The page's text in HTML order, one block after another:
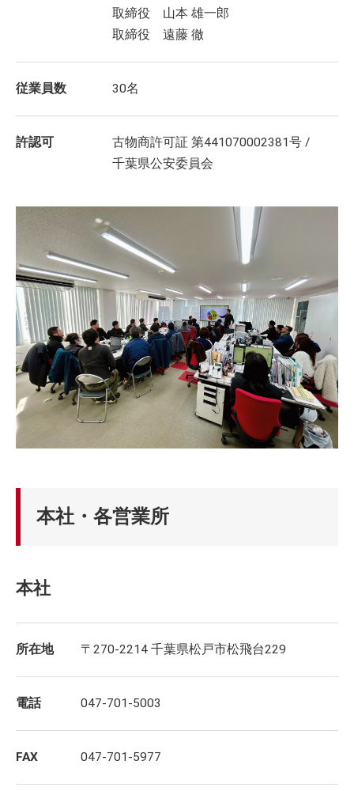
取締役 山本 雄一郎
取締役 遠藤 徹
従業員数 30名
許認可
古物商許可証 第441070002381号 /
千葉県公安委員会
本社・各営業所
本社
所在地 〒270-2214 千葉県松戸市松飛台229
電話 047-701-5003
FAX 047-701-5977